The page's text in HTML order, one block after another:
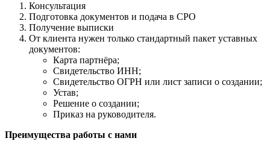
Консультация
Подготовка документов и подача в СРО
Получение выписки
От клиента нужен только стандартный пакет уставных
документов:
Карта партнёра;
Cвидетельство ИНН;
Cвидетельство ОГРН или лист записи о создании;
Устав;
Решение о создании;
Приказ на руководителя.
Преимущества работы с нами